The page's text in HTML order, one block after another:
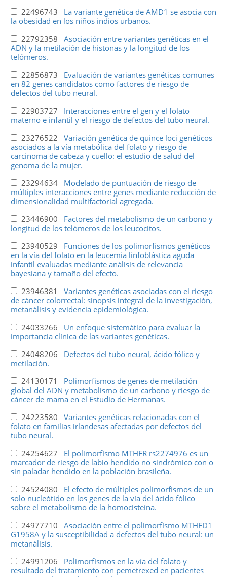
22496743 La variante genética de AMD1 se asocia con
la obesidad en los niños indios urbanos.
22792358 Asociación entre variantes genéticas en el
ADN y la metilación de histonas y la longitud de los
telómeros.
22856873 Evaluación de variantes genéticas comunes
en 82 genes candidatos como factores de riesgo de
defectos del tubo neural.
22903727 Interacciones entre el gen y el folato
materno e infantil y el riesgo de defectos del tubo neural.
23276522 Variación genética de quince loci genéticos
asociados a la vía metabólica del folato y riesgo de
carcinoma de cabeza y cuello: el estudio de salud del
genoma de la mujer.
23294634 Modelado de puntuación de riesgo de
múltiples interacciones entre genes mediante reducción de
dimensionalidad multifactorial agregada.
23446900 Factores del metabolismo de un carbono y
longitud de los telómeros de los leucocitos.
23940529 Funciones de los polimorfismos genéticos
en la vía del folato en la leucemia linfoblástica aguda
infantil evaluadas mediante análisis de relevancia
bayesiana y tamaño del efecto.
23946381 Variantes genéticas asociadas con el riesgo
de cáncer colorrectal: sinopsis integral de la investigación,
metanálisis y evidencia epidemiológica.
24033266 Un enfoque sistemático para evaluar la
importancia clínica de las variantes genéticas.
24048206 Defectos del tubo neural, ácido fólico y
metilación.
24130171 Polimorfismos de genes de metilación
global del ADN y metabolismo de un carbono y riesgo de
cáncer de mama en el Estudio de Hermanas.
24223580 Variantes genéticas relacionadas con el
folato en familias irlandesas afectadas por defectos del
tubo neural.
24254627 El polimorfismo MTHFR rs2274976 es un
marcador de riesgo de labio hendido no sindrómico con o
sin paladar hendido en la población brasileña.
24524080 El efecto de múltiples polimorfismos de un
solo nucleótido en los genes de la vía del ácido fólico
sobre el metabolismo de la homocisteína.
24977710 Asociación entre el polimorfismo MTHFD1
G1958A y la susceptibilidad a defectos del tubo neural: un
metanálisis.
24991206 Polimorfismos en la vía del folato y
resultado del tratamiento con pemetrexed en pacientes